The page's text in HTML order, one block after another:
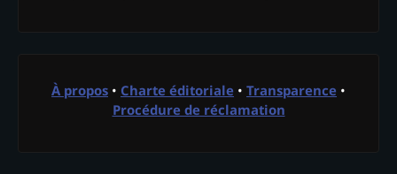
À propos • Charte éditoriale • Transparence •
Procédure de réclamation